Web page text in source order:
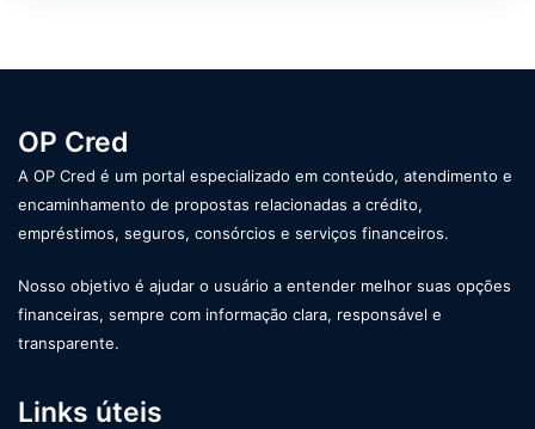
OP Cred
A OP Cred é um portal especializado em conteúdo, atendimento e
encaminhamento de propostas relacionadas a crédito,
empréstimos, seguros, consórcios e serviços financeiros.
Nosso objetivo é ajudar o usuário a entender melhor suas opções
financeiras, sempre com informação clara, responsável e
transparente.
Links úteis